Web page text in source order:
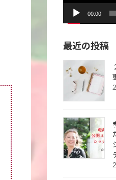
ヤ
00:00
最近の投稿